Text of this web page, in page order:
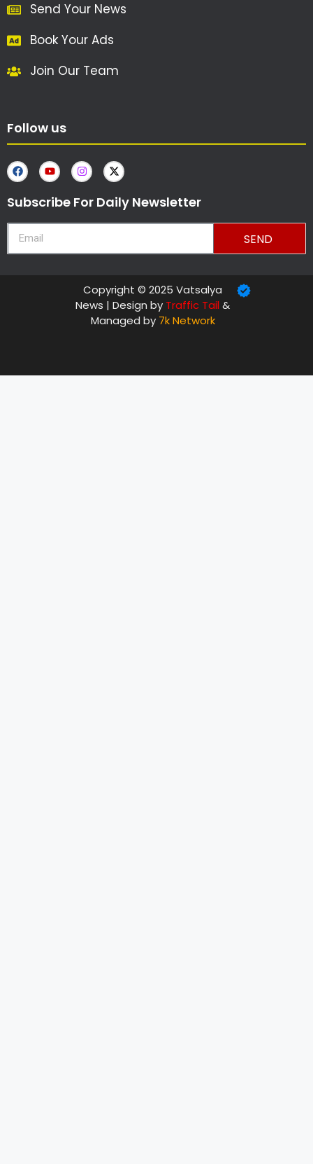
Send Your News
Book Your Ads
Join Our Team
Follow us
Subscribe For Daily Newsletter
SEND
Copyright © 2025 Vatsalya
News | Design by Traffic Tail&
Managed by 7k Network